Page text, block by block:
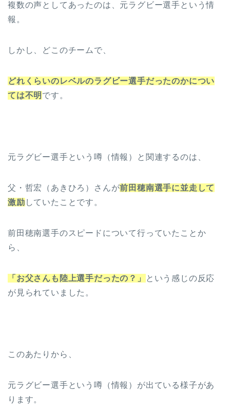
複数の声としてあったのは、元ラグビー選手という情
報。
しかし、どこのチームで、
どれくらいのレベルのラグビー選手だったのかについ
ては不明 です。
元ラグビー選手という噂（情報）と関連するのは、
父・哲宏（あきひろ）さんが前田穂南選手に並走して
激励 していたことです。
前田穂南選手のスピードについて行っていたことか
ら、
「お父さんも陸上選手だったの？」
という感じの反応
が見られていました。
このあたりから、
元ラグビー選手という噂（情報）が出ている様子があ
ります。